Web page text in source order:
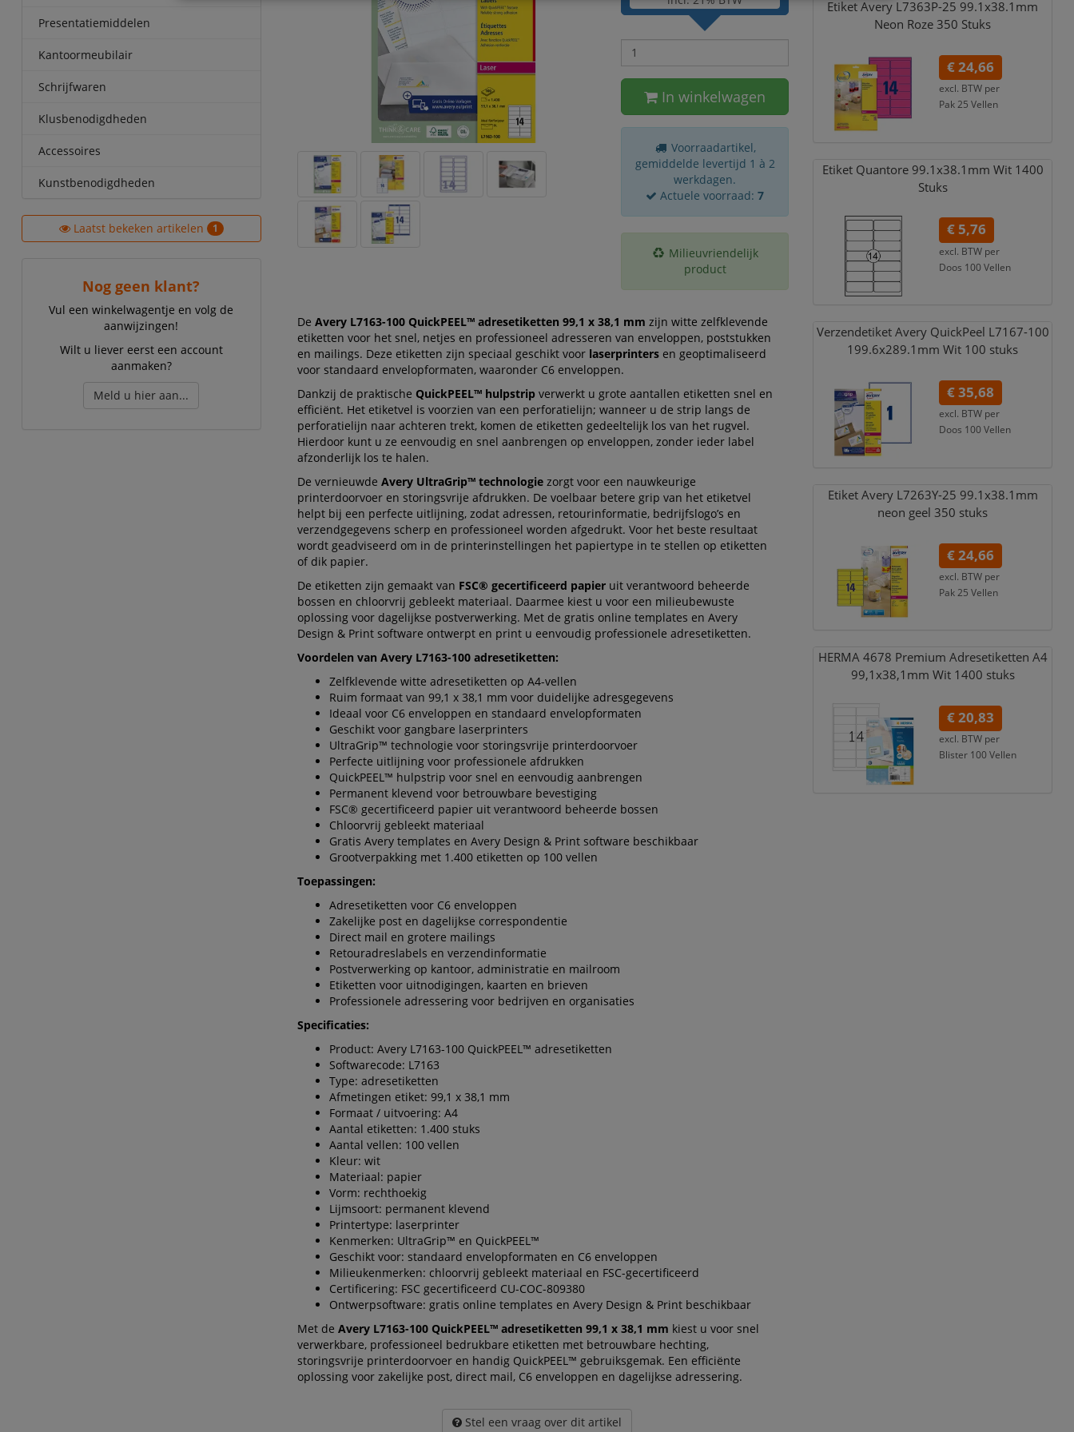
Presentatiemiddelen
Kantoormeubilair
Schrijfwaren
Klusbenodigdheden
Accessoires
Kunstbenodigdheden
Laatst bekeken artikelen 1
Nog geen klant?
Vul een winkelwagentje en volg de
aanwijzingen!
Wilt u liever eerst een account
aanmaken?
Meld u hier aan...
In winkelwagen
Voorraadartikel,
gemiddelde levertijd 1 à 2
werkdagen.
Actuele voorraad: 7
Milieuvriendelijk
product
De Avery L7163-100 QuickPEEL™ adresetiketten 99,1 x 38,1 mm zijn witte zelfklevende
etiketten voor het snel, netjes en professioneel adresseren van enveloppen, poststukken
en mailings. Deze etiketten zijn speciaal geschikt voor laserprintersen geoptimaliseerd
voor standaard envelopformaten, waaronder C6 enveloppen.
Dankzij de praktische QuickPEEL™ hulpstripverwerkt u grote aantallen etiketten snel en
efficiënt. Het etiketvel is voorzien van een perforatielijn; wanneer u de strip langs de
perforatielijn naar achteren trekt, komen de etiketten gedeeltelijk los van het rugvel.
Hierdoor kunt u ze eenvoudig en snel aanbrengen op enveloppen, zonder ieder label
afzonderlijk los te halen.
De vernieuwde Avery UltraGrip™ technologiezorgt voor een nauwkeurige
printerdoorvoer en storingsvrije afdrukken. De voelbaar betere grip van het etiketvel
helpt bij een perfecte uitlijning, zodat adressen, retourinformatie, bedrijfslogo’s en
verzendgegevens scherp en professioneel worden afgedrukt. Voor het beste resultaat
wordt geadviseerd om in de printerinstellingen het papiertype in te stellen op etiketten
of dik papier.
De etiketten zijn gemaakt van FSC® gecertificeerd papieruit verantwoord beheerde
bossen en chloorvrij gebleekt materiaal. Daarmee kiest u voor een milieubewuste
oplossing voor dagelijkse postverwerking. Met de gratis online templates en Avery
Design & Print software ontwerpt en print u eenvoudig professionele adresetiketten.
Voordelen van Avery L7163-100 adresetiketten:
Zelfklevende witte adresetiketten op A4-vellen
Ruim formaat van 99,1 x 38,1 mm voor duidelijke adresgegevens
Ideaal voor C6 enveloppen en standaard envelopformaten
Geschikt voor gangbare laserprinters
UltraGrip™ technologie voor storingsvrije printerdoorvoer
Perfecte uitlijning voor professionele afdrukken
QuickPEEL™ hulpstrip voor snel en eenvoudig aanbrengen
Permanent klevend voor betrouwbare bevestiging
FSC® gecertificeerd papier uit verantwoord beheerde bossen
Chloorvrij gebleekt materiaal
Gratis Avery templates en Avery Design & Print software beschikbaar
Grootverpakking met 1.400 etiketten op 100 vellen
Toepassingen:
Adresetiketten voor C6 enveloppen
Zakelijke post en dagelijkse correspondentie
Direct mail en grotere mailings
Retouradreslabels en verzendinformatie
Postverwerking op kantoor, administratie en mailroom
Etiketten voor uitnodigingen, kaarten en brieven
Professionele adressering voor bedrijven en organisaties
Specificaties:
Product: Avery L7163-100 QuickPEEL™ adresetiketten
Softwarecode: L7163
Type: adresetiketten
Afmetingen etiket: 99,1 x 38,1 mm
Formaat / uitvoering: A4
Aantal etiketten: 1.400 stuks
Aantal vellen: 100 vellen
Kleur: wit
Materiaal: papier
Vorm: rechthoekig
Lijmsoort: permanent klevend
Printertype: laserprinter
Kenmerken: UltraGrip™ en QuickPEEL™
Geschikt voor: standaard envelopformaten en C6 enveloppen
Milieukenmerken: chloorvrij gebleekt materiaal en FSC-gecertificeerd
Certificering: FSC gecertificeerd CU-COC-809380
Ontwerpsoftware: gratis online templates en Avery Design & Print beschikbaar
Met de Avery L7163-100 QuickPEEL™ adresetiketten 99,1 x 38,1 mm kiest u voor snel
verwerkbare, professioneel bedrukbare etiketten met betrouwbare hechting,
storingsvrije printerdoorvoer en handig QuickPEEL™ gebruiksgemak. Een efficiënte
oplossing voor zakelijke post, direct mail, C6 enveloppen en dagelijkse adressering.
Stel een vraag over dit artikel
Etiket Avery L7363P-25 99.1x38.1mm
Neon Roze 350 Stuks
€ 24,66
excl. BTW per
Pak 25 Vellen
Etiket Quantore 99.1x38.1mm Wit 1400
Stuks
€ 5,76
excl. BTW per
Doos 100 Vellen
Verzendetiket Avery QuickPeel L7167-100
199.6x289.1mm Wit 100 stuks
€ 35,68
excl. BTW per
Doos 100 Vellen
Etiket Avery L7263Y-25 99.1x38.1mm
neon geel 350 stuks
€ 24,66
excl. BTW per
Pak 25 Vellen
HERMA 4678 Premium Adresetiketten A4
99,1x38,1mm Wit 1400 stuks
€ 20,83
excl. BTW per
Blister 100 Vellen